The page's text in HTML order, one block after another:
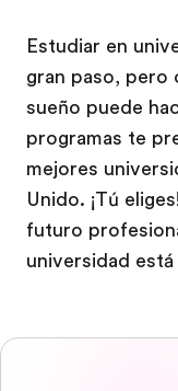
Estudiar en
gran paso, pero
sueño puede
programas te
mejores
Unido. ¡Tú
futuro
universidad está